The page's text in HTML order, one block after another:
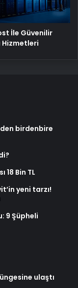
İle Güvenilir
Hizmetleri
birdenbire
18 Bin TL
yeni tarzı!
9 Şüpheli
ulaştı